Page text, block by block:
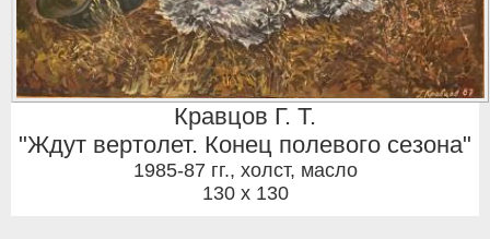
Кравцов Г. Т.
"Ждут вертолет. Конец полевого сезона"
1985-87 гг., холст, масло
130 x 130